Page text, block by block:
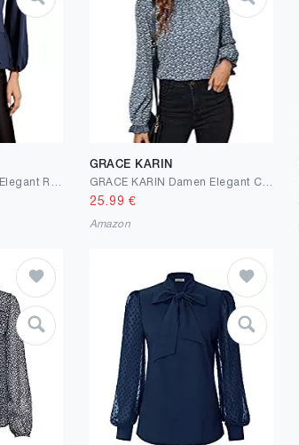
GRACE KARIN
25.99 €
Amazon